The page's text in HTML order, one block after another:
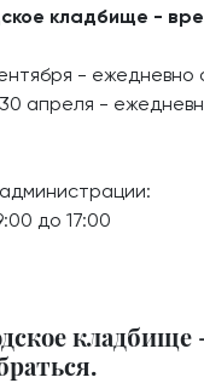
кладбище -
- ежедневно
апреля -
до 17:00
кладбище